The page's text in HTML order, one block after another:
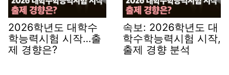
2026학년도 대학수
학능력시험 시작…출
제 경향은?
속보: 2026학년도 대
학수학능력시험 시작,
출제 경향 분석